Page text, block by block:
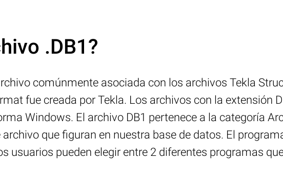
.DB1?
comúnmente asociada con los archivos Tekla
fue creada por Tekla. Los archivos con la extensión
Windows. El archivo DB1 pertenece a la categoría
que figuran en nuestra base de datos. El
usuarios pueden elegir entre 2 diferentes programas